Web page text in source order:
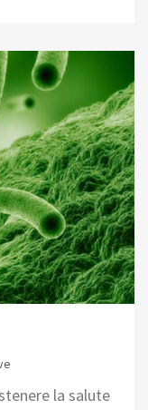
la salute